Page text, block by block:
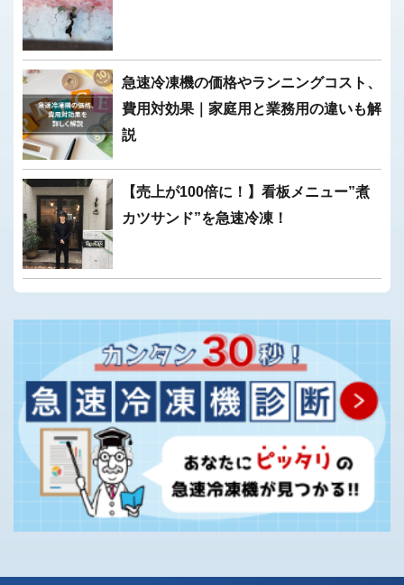
急速冷凍機の価格やランニングコスト、
費用対効果｜家庭用と業務用の違いも解
説
【売上が100倍に！】看板メニュー”煮
カツサンド”を急速冷凍！